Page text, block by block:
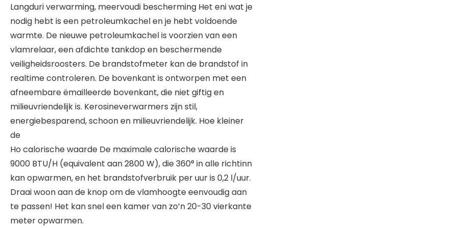
Langduri verwarming, meervoudi bescherming Het eni wat je
nodig hebt is een petroleumkachel en je hebt voldoende
warmte. De nieuwe petroleumkachel is voorzien van een
vlamrelaar, een afdichte tankdop en beschermende
veiligheidsroosters. De brandstofmeter kan de brandstof in
realtime controleren. De bovenkant is ontworpen met een
afneembare ëmailleerde bovenkant, die niet giftig en
milieuvriendelijk is. Kerosineverwarmers zijn stil,
energiebesparend, schoon en milieuvriendelijk. Hoe kleiner
de
Ho calorische waarde De maximale calorische waarde is
9000 BTU/H (equivalent aan 2800 W), die 360° in alle richtinn
kan opwarmen, en het brandstofverbruik per uur is 0,2 l/uur.
Draai woon aan de knop om de vlamhoogte eenvoudig aan
te passen! Het kan snel een kamer van zo’n 20-30 vierkante
meter opwarmen.